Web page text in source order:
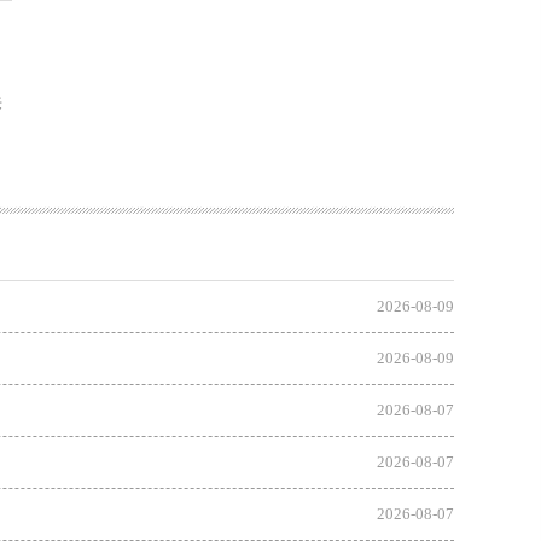
2026-08-09
2026-08-09
2026-08-07
2026-08-07
2026-08-07